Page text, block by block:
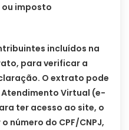
imposto
incluídos na
para verificar a
O extrato pode
Virtual (e-
ter acesso ao site, o
número do CPF/CNPJ,